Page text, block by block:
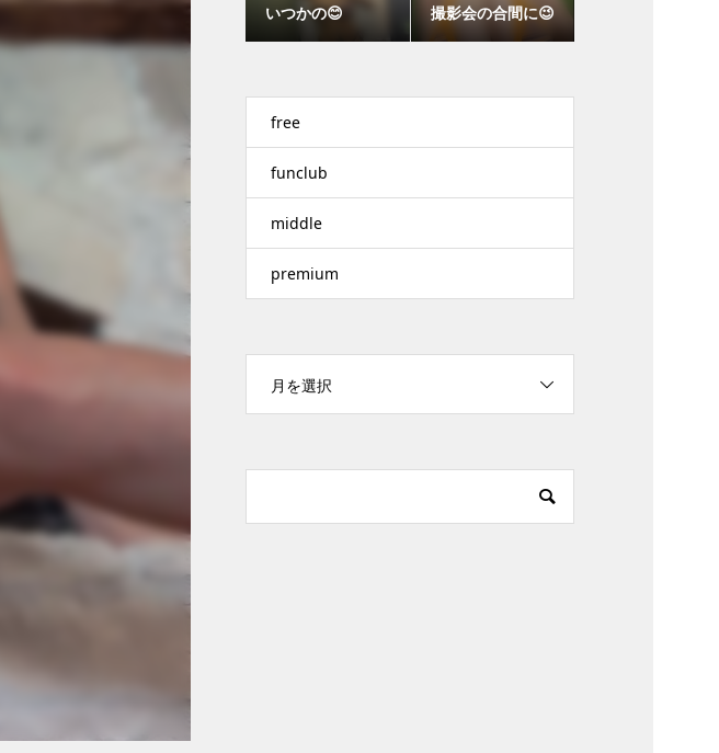
いつかの😊 撮影会の合間に😉
free
funclub
middle
premium
月を選択